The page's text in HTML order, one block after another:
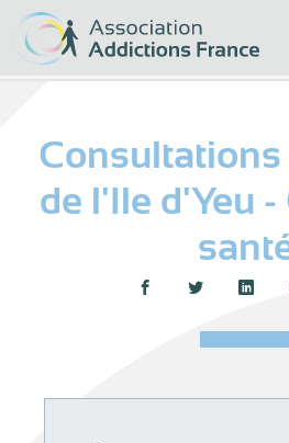
Consultations
de l'Ile d'Yeu
Partager :
Panneau de gestion des cookies